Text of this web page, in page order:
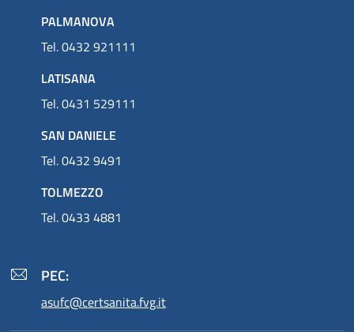
PALMANOVA
Tel. 0432 921111
LATISANA
Tel. 0431 529111
SAN DANIELE
Tel. 0432 9491
TOLMEZZO
Tel. 0433 4881
PEC:
asufc@certsanita.fvg.it